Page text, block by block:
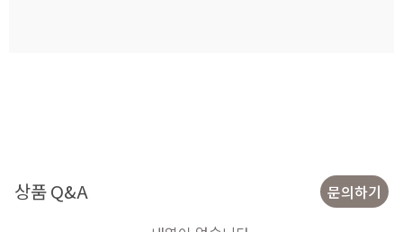
상품 Q&A
문의하기